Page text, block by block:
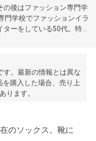
の後はファッション専門学
門学校でファッションイラ
ーをしている50代。特に
。最新の情報とは異な
購入した場合、売り上
ります。
のソックス。靴に